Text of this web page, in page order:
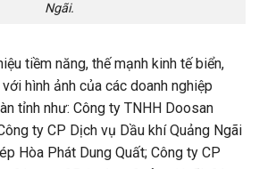
Ngãi.
tiềm năng, thế mạnh kinh tế biển,
hình ảnh của các doanh nghiệp
tỉnh như: Công ty TNHH Doosan
ty CP Dịch vụ Dầu khí Quảng Ngãi
Hòa Phát Dung Quất; Công ty CP